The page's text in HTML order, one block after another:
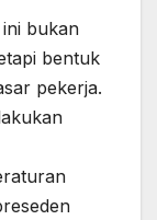
bukan
bentuk
pekerja.